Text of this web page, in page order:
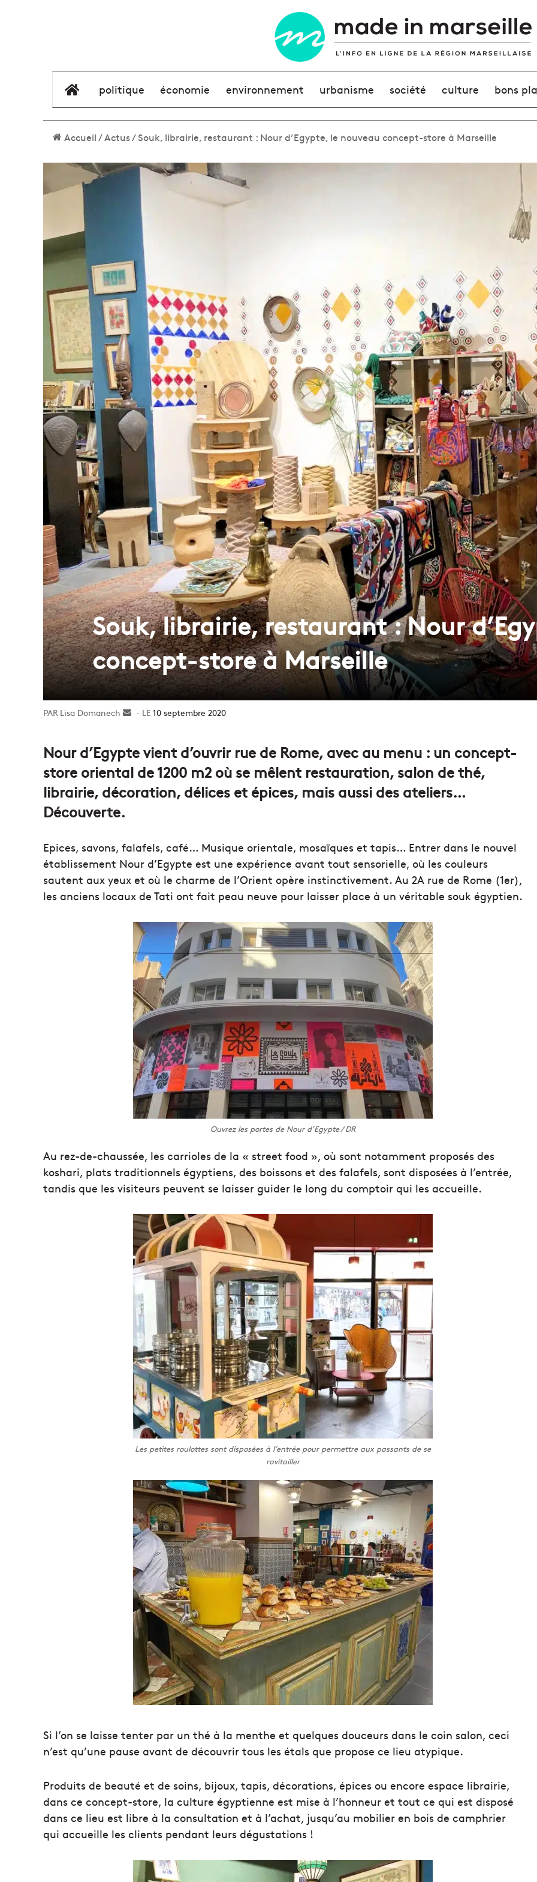
élément de menu
politique économie environnement urbanisme société culture bons
Accueil/Actus/Souk, librairie, restaurant : Nour d’Egypte, le nouveau concept-store à Marseille
Souk, librairie, restaurant : Nour
concept-store à Marseille
Lisa Domanech
Envoyer10 septembre 2020
Nour d’Egypte vient d’ouvrir rue de Rome, avec au menu : un concept-
store oriental de 1200 m2 où se mêlent restauration, salon de thé,
librairie, décoration, délices et épices, mais aussi des ateliers…
Découverte.
Epices, savons, falafels, café… Musique orientale, mosaïques et tapis… Entrer dans le nouvel
établissement Nour d’Egypte est une expérience avant tout sensorielle, où les couleurs
sautent aux yeux et où le charme de l’Orient opère instinctivement. Au 2A rue de Rome (1er),
les anciens locaux de Tati ont fait peau neuve pour laisser place à un véritable souk égyptien.
Ouvrez les portes de Nour d’Egypte / DR
Au rez-de-chaussée, les carrioles de la « street food », où sont notamment proposés des
koshari, plats traditionnels égyptiens, des boissons et des falafels, sont disposées à l’entrée,
tandis que les visiteurs peuvent se laisser guider le long du comptoir qui les accueille.
Les petites roulottes sont disposées à l’entrée pour permettre aux passants de se
ravitailler
Si l’on se laisse tenter par un thé à la menthe et quelques douceurs dans le coin salon, ceci
n’est qu’une pause avant de découvrir tous les étals que propose ce lieu atypique.
Produits de beauté et de soins, bijoux, tapis, décorations, épices ou encore espace librairie,
dans ce concept-store, la culture égyptienne est mise à l’honneur et tout ce qui est disposé
dans ce lieu est libre à la consultation et à l’achat, jusqu’au mobilier en bois de camphrier
qui accueille les clients pendant leurs dégustations !